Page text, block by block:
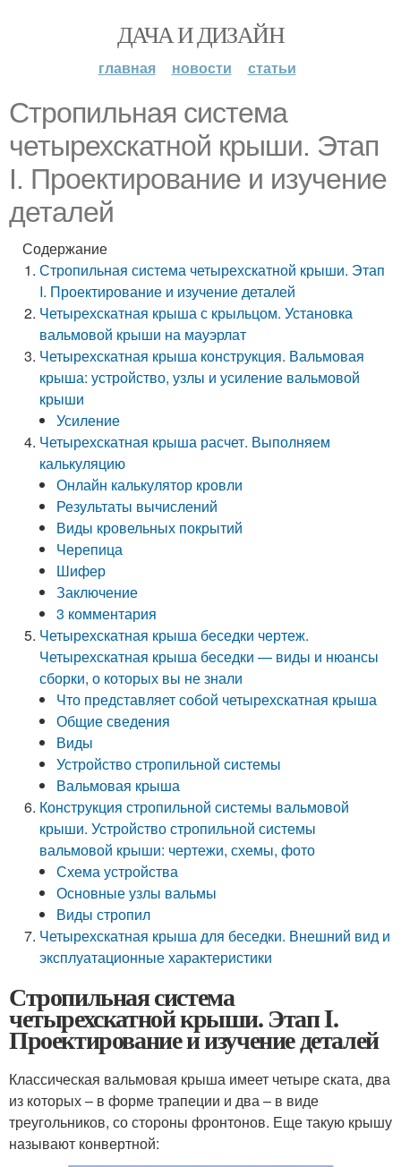
ДАЧА И ДИЗАЙН
главная новости статьи
Стропильная система
четырехскатной крыши. Этап
I. Проектирование и изучение
деталей
Содержание
Стропильная система четырехскатной крыши. Этап
I. Проектирование и изучение деталей
Четырехскатная крыша с крыльцом. Установка
вальмовой крыши на мауэрлат
Четырехскатная крыша конструкция. Вальмовая
крыша: устройство, узлы и усиление вальмовой
крыши
Усиление
Четырехскатная крыша расчет. Выполняем
калькуляцию
Онлайн калькулятор кровли
Результаты вычислений
Виды кровельных покрытий
Черепица
Шифер
Заключение
3 комментария
Четырехскатная крыша беседки чертеж.
Четырехскатная крыша беседки — виды и нюансы
сборки, о которых вы не знали
Что представляет собой четырехскатная крыша
Общие сведения
Виды
Устройство стропильной системы
Вальмовая крыша
Конструкция стропильной системы вальмовой
крыши. Устройство стропильной системы
вальмовой крыши: чертежи, схемы, фото
Схема устройства
Основные узлы вальмы
Виды стропил
Четырехскатная крыша для беседки. Внешний вид и
эксплуатационные характеристики
Стропильная система
четырехскатной крыши. Этап I.
Проектирование и изучение деталей
Классическая вальмовая крыша имеет четыре ската, два
из которых – в форме трапеции и два – в виде
треугольников, со стороны фронтонов. Еще такую крышу
называют конвертной: